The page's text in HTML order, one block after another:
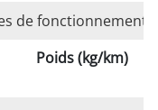
de fonctionnement
Poids (kg/km)